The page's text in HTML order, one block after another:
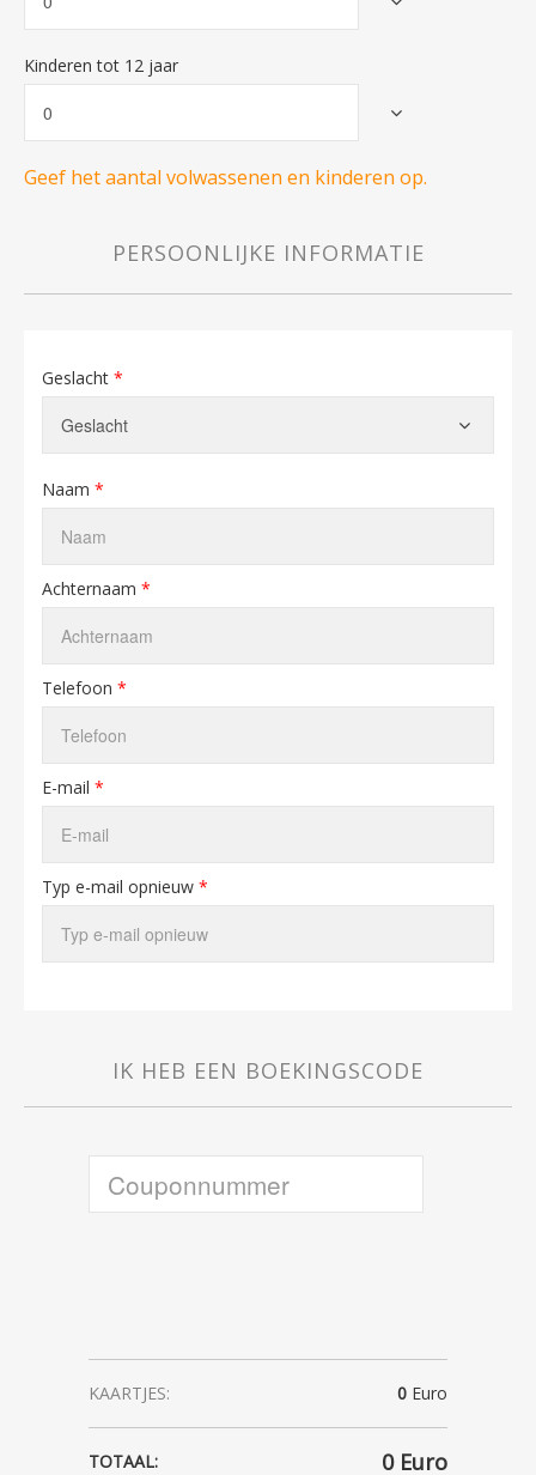
Kinderen tot 12 jaar
Geef het aantal volwassenen en kinderen op.
PERSOONLIJKE INFORMATIE
Geslacht *
Naam *
Achternaam *
Telefoon *
E-mail *
Typ e-mail opnieuw *
IK HEB EEN BOEKINGSCODE
KAARTJES: 0 Euro
TOTAAL: 0Euro